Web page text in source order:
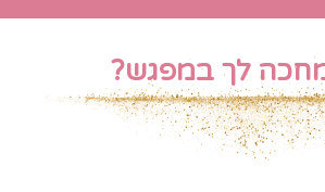
לך במפגש?